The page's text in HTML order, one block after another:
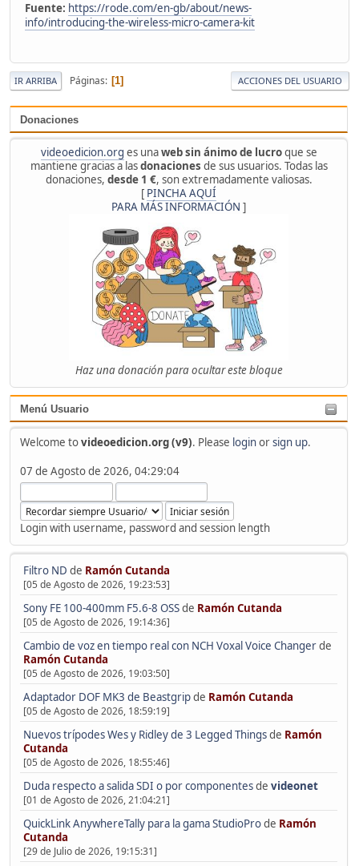
Donaciones
videoedicion.org es unaweb sin ánimo de lucroque se
mantiene gracias a lasdonaciones de sus usuarios. Todas las
donaciones, desde 1 €, son extremadamente valiosas.
[ PINCHA AQUÍ
PARA MÁS INFORMACIÓN ]
Haz una donación para ocultar este bloque
Menú Usuario
Welcome tovideoedicion.org (v9). Please loginorsign up.
07 de Agosto de 2026, 04:29:04
Login with username, password and session length
Filtro ND de Ramón Cutanda
[05 de Agosto de 2026, 19:23:53]
Sony FE 100-400mm F5.6-8 OSSde Ramón Cutanda
[05 de Agosto de 2026, 19:14:36]
Cambio de voz en tiempo real con NCH Voxal Voice Changerde
Ramón Cutanda
[05 de Agosto de 2026, 19:03:50]
Adaptador DOF MK3 de Beastgripde Ramón Cutanda
[05 de Agosto de 2026, 18:59:19]
Nuevos trípodes Wes y Ridley de 3 Legged Thingsde Ramón
Cutanda
[05 de Agosto de 2026, 18:55:46]
Duda respecto a salida SDI o por componentesde videonet
[01 de Agosto de 2026, 21:04:21]
QuickLink AnywhereTally para la gama StudioProde Ramón
Cutanda
[29 de Julio de 2026, 19:15:31]
Fuente: https://rode.com/en-gb/about/news-
info/introducing-the-wireless-micro-camera-kit
IR ARRIBA Páginas 1 ACCIONES DEL USUARIO